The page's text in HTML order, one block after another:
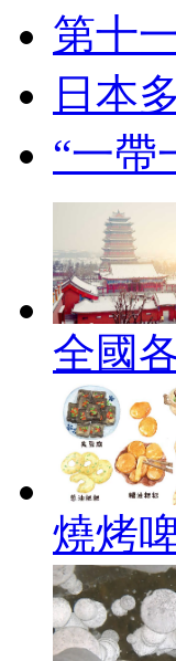
第十
日本
“一帶
全國
燒烤